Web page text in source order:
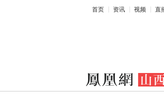
首页 资讯 视频 直